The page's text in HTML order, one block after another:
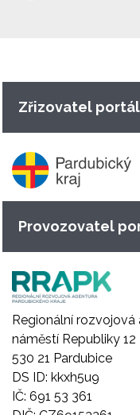
Zřizovatel
Provozovatel
Regionální
náměstí Republiky 12
530 21 Pardubice
DS ID: kkxh5u9
IČ: 691 53 361